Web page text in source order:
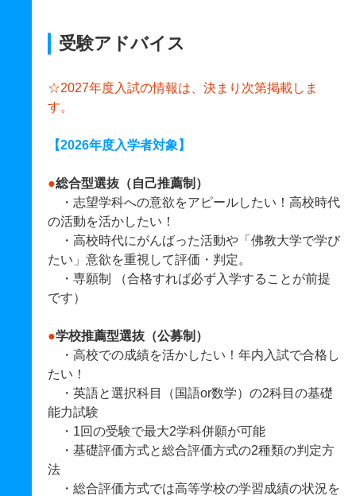
受験アドバイス
☆2027年度入試の情報は、決まり次第掲載しま
す。
【2026年度入学者対象】
●総合型選抜（自己推薦制）
・志望学科への意欲をアピールしたい！高校時代
の活動を活かしたい！
・高校時代にがんばった活動や「佛教大学で学び
たい」意欲を重視して評価・判定。
・専願制 （合格すれば必ず入学することが前提
です）
●学校推薦型選抜（公募制）
・高校での成績を活かしたい！年内入試で合格し
たい！
・英語と選択科目（国語or数学）の2科目の基礎
能力試験
・1回の受験で最大2学科併願が可能
・基礎評価方式と総合評価方式の2種類の判定方
法
・総合評価方式では高等学校の学習成績の状況を